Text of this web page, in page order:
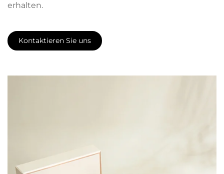
erhalten.
Kontaktieren Sie uns